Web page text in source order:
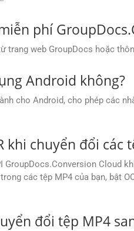
phí
web GroupDocs hoặc
Android không?
cho Android, cho phép các
chuyển đổi các
Cloud
các tệp MP4 của bạn, bật
đổi tệp MP4